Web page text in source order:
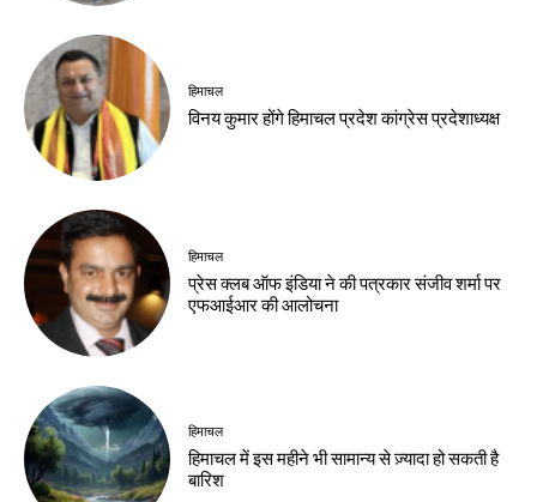
हिमाचल
विनय कुमार होंगे हिमाचल प्रदेश कांग्रेस प्रदेशाध्यक्ष
हिमाचल
प्रेस क्लब ऑफ इंडिया ने की पत्रकार संजीव शर्मा पर
एफआईआर की आलोचना
हिमाचल
हिमाचल में इस महीने भी सामान्य से ज़्यादा हो सकती है
बारिश